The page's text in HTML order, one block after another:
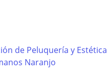
de Peluquería y Estética
Naranjo